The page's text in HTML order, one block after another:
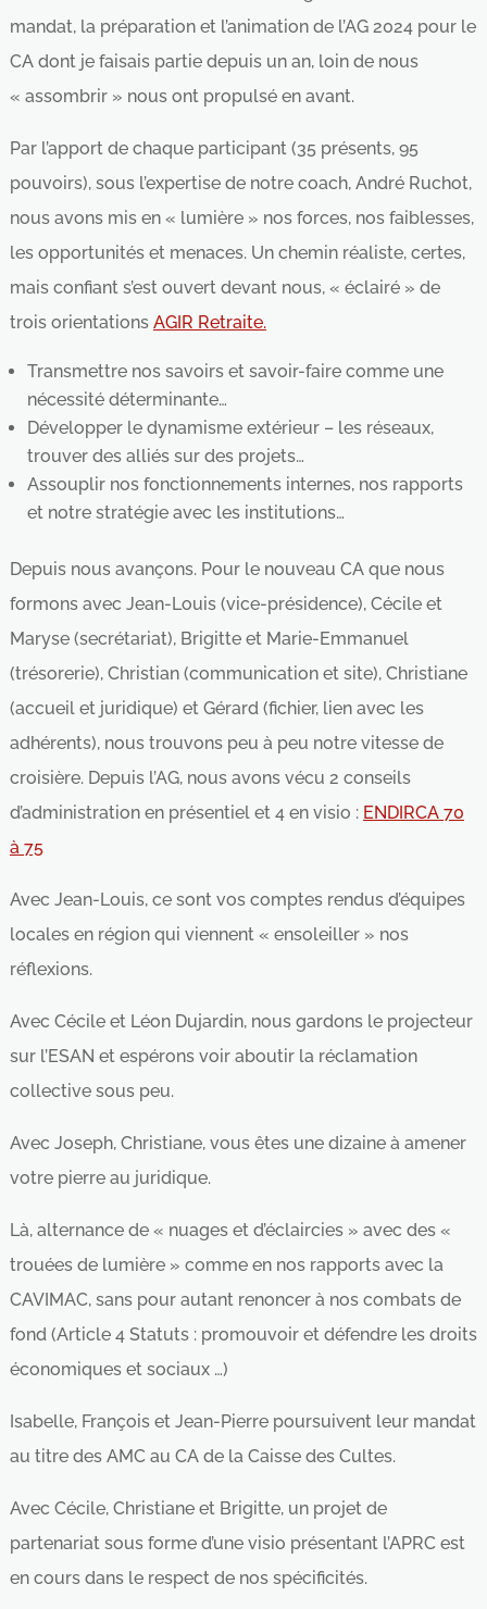
mandat, la préparation et l’animation de l’AG 2024 pour le
CA dont je faisais partie depuis un an, loin de nous
« assombrir » nous ont propulsé en avant.
Par l’apport de chaque participant (35 présents, 95
pouvoirs), sous l’expertise de notre coach, André Ruchot,
nous avons mis en « lumière » nos forces, nos faiblesses,
les opportunités et menaces. Un chemin réaliste, certes,
mais confiant s’est ouvert devant nous, « éclairé » de
trois orientations AGIR Retraite.
Transmettre nos savoirs et savoir-faire comme une
nécessité déterminante…
Développer le dynamisme extérieur – les réseaux,
trouver des alliés sur des projets…
Assouplir nos fonctionnements internes, nos rapports
et notre stratégie avec les institutions…
Depuis nous avançons. Pour le nouveau CA que nous
formons avec Jean-Louis (vice-présidence), Cécile et
Maryse (secrétariat), Brigitte et Marie-Emmanuel
(trésorerie), Christian (communication et site), Christiane
(accueil et juridique) et Gérard (fichier, lien avec les
adhérents), nous trouvons peu à peu notre vitesse de
croisière. Depuis l’AG, nous avons vécu 2 conseils
d’administration en présentiel et 4 en visio : ENDIRCA 70
à 75
Avec Jean-Louis, ce sont vos comptes rendus d’équipes
locales en région qui viennent « ensoleiller » nos
réflexions.
Avec Cécile et Léon Dujardin, nous gardons le projecteur
sur l’ESAN et espérons voir aboutir la réclamation
collective sous peu.
Avec Joseph, Christiane, vous êtes une dizaine à amener
votre pierre au juridique.
Là, alternance de « nuages et d’éclaircies » avec des «
trouées de lumière » comme en nos rapports avec la
CAVIMAC, sans pour autant renoncer à nos combats de
fond (Article 4 Statuts : promouvoir et défendre les droits
économiques et sociaux …)
Isabelle, François et Jean-Pierre poursuivent leur mandat
au titre des AMC au CA de la Caisse des Cultes.
Avec Cécile, Christiane et Brigitte, un projet de
partenariat sous forme d’une visio présentant l’APRC est
en cours dans le respect de nos spécificités.